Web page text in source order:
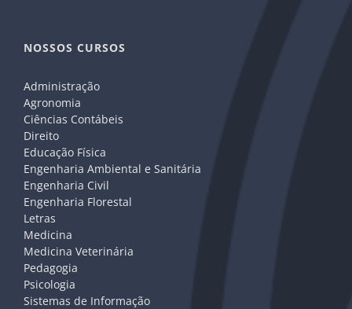
NOSSOS CURSOS
Administração
Agronomia
Ciências Contábeis
Direito
Educação Física
Engenharia Ambiental e Sanitária
Engenharia Civil
Engenharia Florestal
Letras
Medicina
Medicina Veterinária
Pedagogia
Psicologia
Sistemas de Informação